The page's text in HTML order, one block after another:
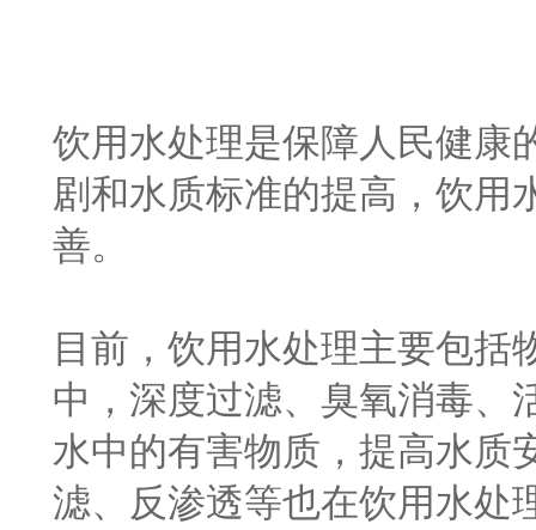
饮用水处理是保障人民健康
剧和水质标准的提高，饮用
善。
目前，饮用水处理主要包括
中，深度过滤、臭氧消毒、
水中的有害物质，提高水质
滤、反渗透等也在饮用水处